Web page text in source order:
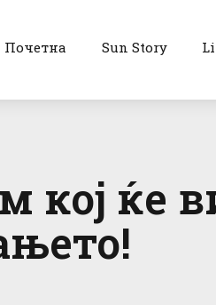
Почетна Sun Story
кој ќе